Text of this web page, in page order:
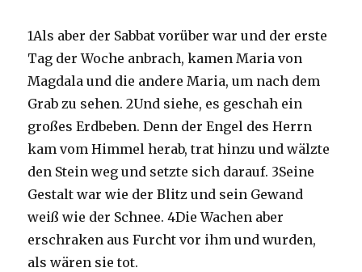
1Als aber der Sabbat vorüber war und der erste
Tag der Woche anbrach, kamen Maria von
Magdala und die andere Maria, um nach dem
Grab zu sehen. 2Und siehe, es geschah ein
großes Erdbeben. Denn der Engel des Herrn
kam vom Himmel herab, trat hinzu und wälzte
den Stein weg und setzte sich darauf. 3Seine
Gestalt war wie der Blitz und sein Gewand
weiß wie der Schnee. 4Die Wachen aber
erschraken aus Furcht vor ihm und wurden,
als wären sie tot.